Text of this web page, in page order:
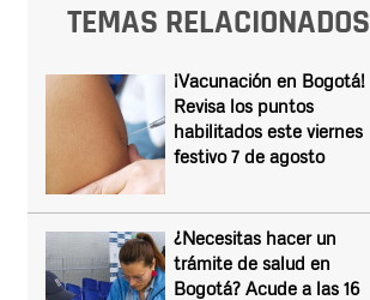
TEMAS RELACIONADOS
¡Vacunación en Bogotá!
Revisa los puntos
habilitados este viernes
festivo 7 de agosto
¿Necesitas hacer un
trámite de salud en
Bogotá? Acude a las 16